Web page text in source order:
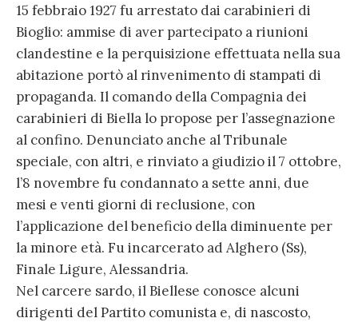
15 febbraio 1927 fu arrestato dai carabinieri di
Bioglio: ammise di aver partecipato a riunioni
clandestine e la perquisizione effettuata nella sua
abitazione portò al rinvenimento di stampati di
propaganda. Il comando della Compagnia dei
carabinieri di Biella lo propose per l’assegnazione
al confino. Denunciato anche al Tribunale
speciale, con altri, e rinviato a giudizio il 7 ottobre,
l’8 novembre fu condannato a sette anni, due
mesi e venti giorni di reclusione, con
l’applicazione del beneficio della diminuente per
la minore età. Fu incarcerato ad Alghero (Ss),
Finale Ligure, Alessandria.
Nel carcere sardo, il Biellese conosce alcuni
dirigenti del Partito comunista e, di nascosto,